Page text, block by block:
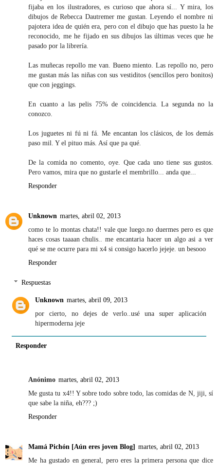
fijaba en los ilustradores, es curioso que ahora sí... Y mira, los
dibujos de Rebecca Dautremer me gustan. Leyendo el nombre ni
pajotera idea de quién era, pero con el dibujo que has puesto la he
reconocido, me he fijado en sus dibujos las últimas veces que he
pasado por la librería.
Las muñecas repollo me van. Bueno miento. Las repollo no, pero
me gustan más las niñas con sus vestiditos (sencillos pero bonitos)
que con jeggings.
En cuanto a las pelis 75% de coincidencia. La segunda no la
conozco.
Los juguetes ni fú ni fá. Me encantan los clásicos, de los demás
paso mil. Y el pituo más. Así que pa qué.
De la comida no comento, oye. Que cada uno tiene sus gustos.
Pero vamos, mira que no gustarle el membrillo... anda que...
Responder
Unknown martes, abril 02, 2013
como te lo montas chata!! vale que luego.no duermes pero es que
haces cosas taaaan chulis.. me encantaria hacer un algo asi a ver
qué se me ocurre para mi x4 si consigo hacerlo jejeje. un besooo
Responder
Respuestas
Unknown martes, abril 09, 2013
por cierto, no dejes de verlo..usé una super aplicación
hipermoderna jeje
Responder
Anónimo martes, abril 02, 2013
Me gusta tu x4!! Y sobre todo sobre todo, las comidas de N, jiji, sí
que sabe la niña, eh??? ;)
Responder
Mamá Pichón [Aún eres joven Blog] martes, abril 02, 2013
Me ha gustado en general, pero eres la primera persona que dice